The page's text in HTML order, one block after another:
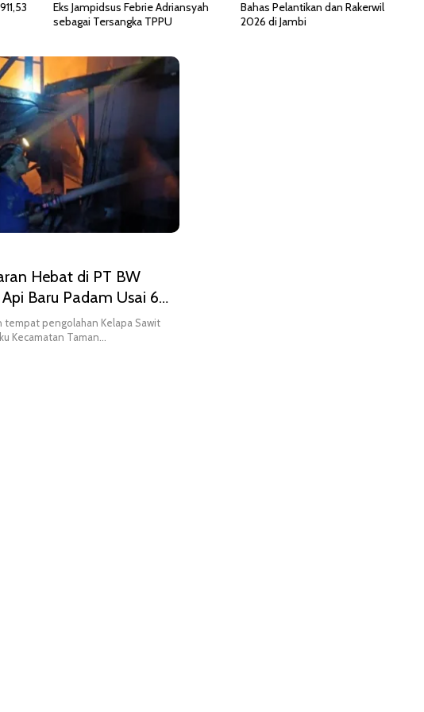
Eks Jampidsus Febrie Adriansyah
sebagai Tersangka TPPU
Bahas Pelantikan dan Rakerwil
2026 di Jambi
Hebat di PT BW
Baru Padam Usai 6
tempat pengolahan Kelapa Sawit
Kecamatan Taman…